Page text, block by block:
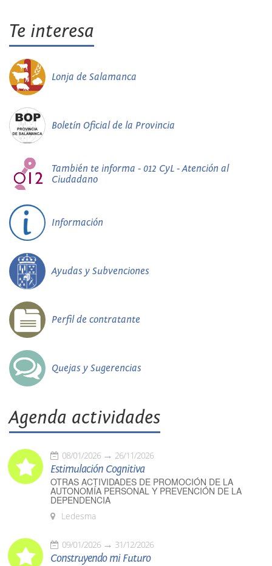
Te interesa
Lonja de Salamanca
Boletín Oficial de la Provincia
También te informa - 012 CyL - Atención al
Ciudadano
Información
Ayudas y Subvenciones
Perfil de contratante
Quejas y Sugerencias
Agenda actividades
08/01/2026 26/11/2026
Estimulación Cognitiva
OTRAS ACTIVIDADES DE PROMOCIÓN DE LA
AUTONOMÍA PERSONAL Y PREVENCIÓN DE LA
DEPENDENCIA
Ledesma
09/01/2026 31/12/2026
Construyendo mi Futuro